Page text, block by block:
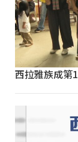
西拉雅族成第